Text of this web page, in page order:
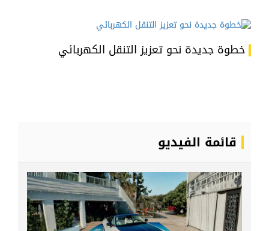
خطوة جديدة نحو تعزيز التنقل الكهربائي
قائمة الفيديو